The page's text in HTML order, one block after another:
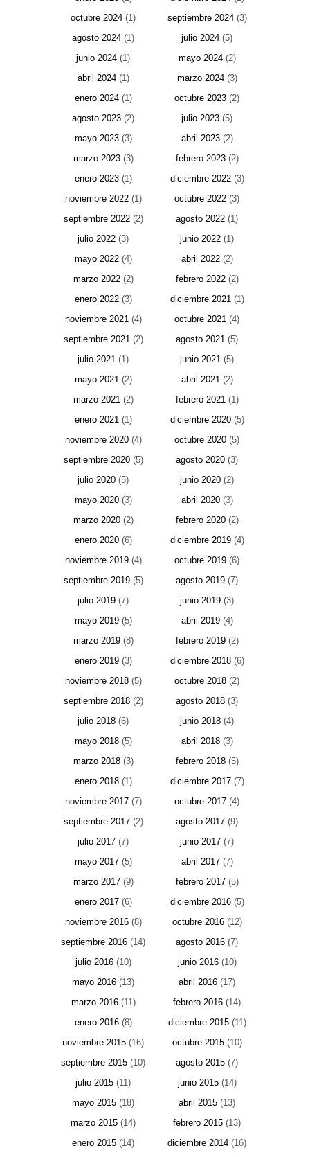
octubre 2024 (1) septiembre 2024(3)
agosto 2024 (1) julio 2024 (5)
junio 2024 (1) mayo 2024(2)
abril 2024(1) marzo 2024(3)
enero 2024(1) octubre 2023 (2)
agosto 2023 (2) julio 2023 (5)
mayo 2023(3) abril 2023(2)
marzo 2023(3) febrero 2023(2)
enero 2023(1) diciembre 2022(3)
noviembre 2022(1) octubre 2022 (3)
septiembre 2022(2) agosto 2022 (1)
julio 2022 (3) junio 2022 (1)
mayo 2022(4) abril 2022(2)
marzo 2022(2) febrero 2022(2)
enero 2022(3) diciembre 2021(1)
noviembre 2021(4) octubre 2021 (4)
septiembre 2021(2) agosto 2021 (5)
julio 2021 (1) junio 2021 (5)
mayo 2021(2) abril 2021(2)
marzo 2021(2) febrero 2021(1)
enero 2021(1) diciembre 2020(5)
noviembre 2020(4) octubre 2020 (5)
septiembre 2020(5) agosto 2020 (3)
julio 2020 (5) junio 2020 (2)
mayo 2020(3) abril 2020(3)
marzo 2020(2) febrero 2020(2)
enero 2020(6) diciembre 2019(4)
noviembre 2019(4) octubre 2019 (6)
septiembre 2019(5) agosto 2019 (7)
julio 2019 (7) junio 2019 (3)
mayo 2019(5) abril 2019(4)
marzo 2019(8) febrero 2019(2)
enero 2019(3) diciembre 2018(6)
noviembre 2018(5) octubre 2018 (2)
septiembre 2018(2) agosto 2018 (3)
julio 2018 (6) junio 2018 (4)
mayo 2018(5) abril 2018(3)
marzo 2018(3) febrero 2018(5)
enero 2018(1) diciembre 2017(7)
noviembre 2017(7) octubre 2017 (4)
septiembre 2017(2) agosto 2017 (9)
julio 2017 (7) junio 2017 (7)
mayo 2017(5) abril 2017(7)
marzo 2017(9) febrero 2017(5)
enero 2017(6) diciembre 2016(5)
noviembre 2016(8) octubre 2016(12)
septiembre 2016 (14) agosto 2016 (7)
julio 2016(10) junio 2016(10)
mayo 2016 (13) abril 2016 (17)
marzo 2016(11) febrero 2016 (14)
enero 2016(8) diciembre 2015(11)
noviembre 2015 (16) octubre 2015(10)
septiembre 2015 (10) agosto 2015 (7)
julio 2015 (11) junio 2015(14)
mayo 2015 (18) abril 2015 (13)
marzo 2015 (14) febrero 2015 (13)
enero 2015 (14) diciembre 2014 (16)